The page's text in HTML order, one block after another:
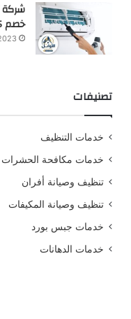
شركة
خصم 35%
تصنيفات
خدمات التنظيف
خدمات مكافحة الحشرات
تنظيف وصيانة أفران
تنظيف وصيانة المكيفات
خدمات جبس بورد
خدمات الدهانات